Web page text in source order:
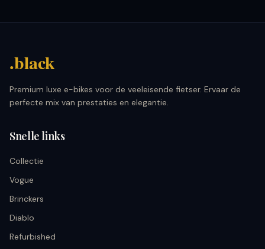
.black
Premium luxe e-bikes voor de veeleisende fietser. Ervaar de
perfecte mix van prestaties en elegantie.
Snelle links
Collectie
Vogue
Brinckers
Diablo
Refurbished